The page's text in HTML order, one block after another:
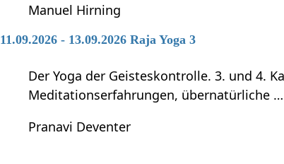
Manuel Hirning
11.09.2026 - 13.09.2026 Raja Yoga 3
Der Yoga der Geisteskontrolle. 3. und 4.
Meditationserfahrungen, übernatürliche …
Pranavi Deventer